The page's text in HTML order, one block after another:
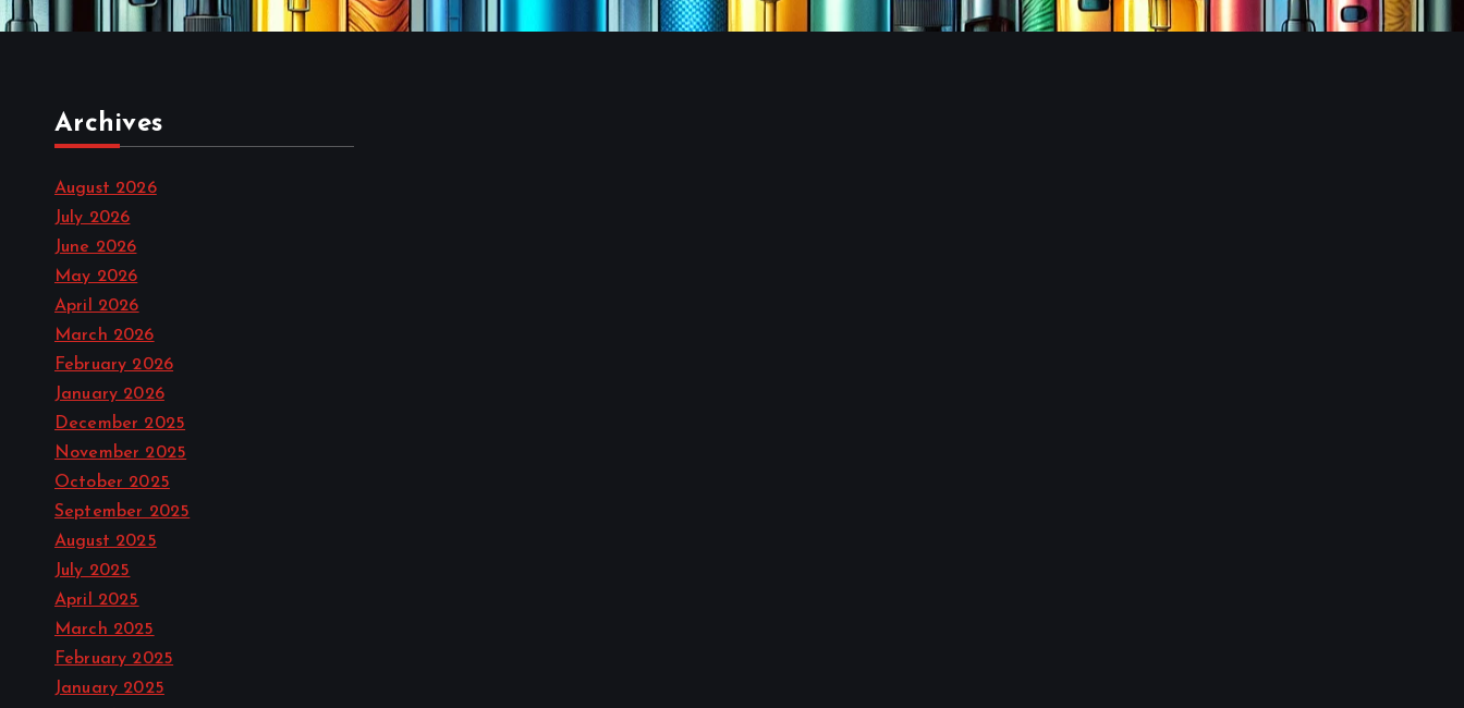
Archives
August 2026
July 2026
June 2026
May 2026
April 2026
March 2026
February 2026
January 2026
December 2025
November 2025
October 2025
September 2025
August 2025
July 2025
April 2025
March 2025
February 2025
January 2025